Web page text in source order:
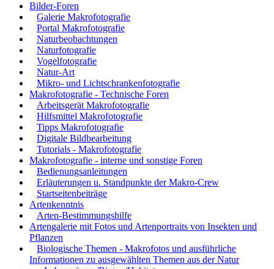
Bilder-Foren
Galerie Makrofotografie
Portal Makrofotografie
Naturbeobachtungen
Naturfotografie
Vogelfotografie
Natur-Art
Mikro- und Lichtschrankenfotografie
Makrofotografie - Technische Foren
Arbeitsgerät Makrofotografie
Hilfsmittel Makrofotografie
Tipps Makrofotografie
Digitale Bildbearbeitung
Tutorials - Makrofotografie
Makrofotografie - interne und sonstige Foren
Bedienungsanleitungen
Erläuterungen u. Standpunkte der Makro-Crew
Startseitenbeiträge
Artenkenntnis
Arten-Bestimmungshilfe
Artengalerie mit Fotos und Artenportraits von Insekten und
Pflanzen
Biologische Themen - Makrofotos und ausführliche
Informationen zu ausgewählten Themen aus der Natur